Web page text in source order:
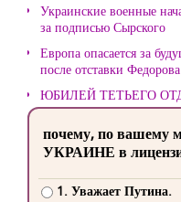
Украинские военные
за подписью Сырского
Европа опасается за
после отставки Федорова
ЮБИЛЕЙ ТЕТЬЕГО
почему, по вашему
УКРАИНЕ в
1. Уважает Путина.